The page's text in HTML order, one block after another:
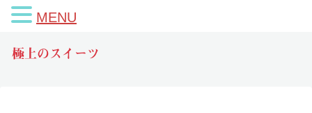
極上のスイーツ
MENU